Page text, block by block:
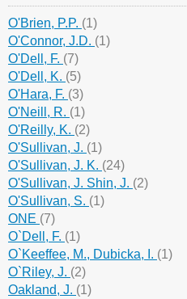
O'Brien, P.P. (1)
O'Connor, J.D. (1)
O'Dell, F. (7)
O'Dell, K. (5)
O'Hara, F. (3)
O'Neill, R. (1)
O'Reilly, K. (2)
O'Sullivan, J. (1)
O'Sullivan, J. K. (24)
O'Sullivan, J. Shin, J. (2)
O'Sullivan, S. (1)
ONE (7)
O`Dell, F. (1)
O`Keeffee, M., Dubicka, I. (1)
O`Riley, J. (2)
Oakland, J. (1)